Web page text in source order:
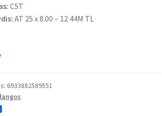
CST
AT 25 x 8.00 – 12 44M TL
6933882589551